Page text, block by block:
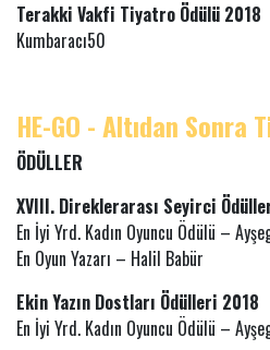
Terakki Vakfi Tiyatro Ödülü 2018
Kumbaracı50
HE-GO - Altıdan Sonra
ÖDÜLLER
XVIII. Direklerarası Seyirci
En İyi Yrd. Kadın Oyuncu Ödülü –
En Oyun Yazarı – Halil Babür
Ekin Yazın Dostları Ödülleri 2018
En İyi Yrd. Kadın Oyuncu Ödülü –